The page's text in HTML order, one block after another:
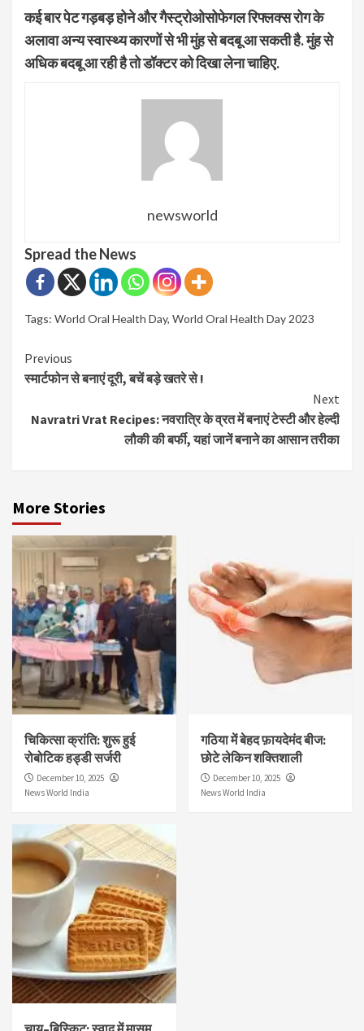
कई बार पेट गड़बड़ होने और गैस्ट्रोओसोफेगल रिफ्लक्स रोग के
अलावा अन्य स्वास्थ्य कारणों से भी मुंह से बदबू आ सकती है. मुंह से
अधिक बदबू आ रही है तो डॉक्टर को दिखा लेना चाहिए.
newsworld
Spread the News
Tags: World Oral Health Day, World Oral Health Day 2023
Continue
Reading
Previous
स्मार्टफोन से बनाएं दूरी, बचें बड़े खतरे से !
Next
Navratri Vrat Recipes: नवरात्रि के व्रत में बनाएं टेस्टी और हेल्दी
लौकी की बर्फी, यहां जानें बनाने का आसान तरीका
More Stories
चिकित्सा क्रांति: शुरू हुई
रोबोटिक हड्डी सर्जरी
December 10, 2025
News World India
गठिया में बेहद फ़ायदेमंद बीज:
छोटे लेकिन शक्तिशाली
December 10, 2025
News World India